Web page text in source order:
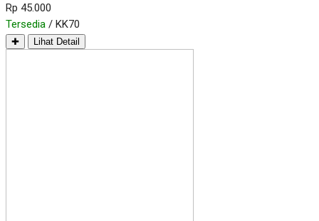
Rp 45.000
Tersedia / KK70
✚ Lihat Detail